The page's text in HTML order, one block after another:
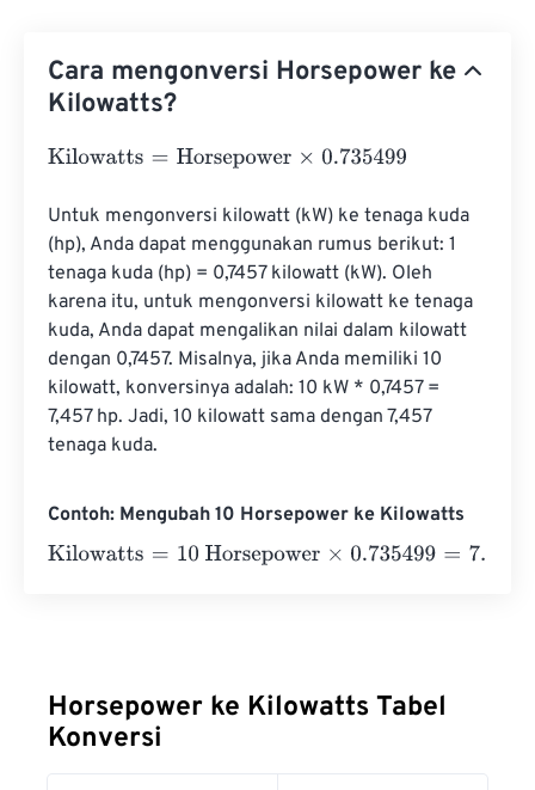
Cara mengonversi Horsepower ke
Kilowatts?
Kilowatts=Horsepower×0.735499
Untuk mengonversi kilowatt (kW) ke tenaga kuda
(hp), Anda dapat menggunakan rumus berikut: 1
tenaga kuda (hp) = 0,7457 kilowatt (kW). Oleh
karena itu, untuk mengonversi kilowatt ke tenaga
kuda, Anda dapat mengalikan nilai dalam kilowatt
dengan 0,7457. Misalnya, jika Anda memiliki 10
kilowatt, konversinya adalah: 10 kW * 0,7457 =
7,457 hp. Jadi, 10 kilowatt sama dengan 7,457
tenaga kuda.
Contoh: Mengubah 10 Horsepower ke Kilowatts
Kilowatts=10 Horsepower×0.735499=7.35499 Kilowatts
Horsepower ke Kilowatts Tabel
Konversi